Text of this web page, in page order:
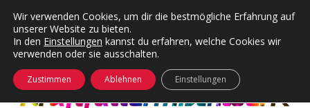
Kategorien
Menü
24 Hours Chilling
Die Wende
KFMW-Disco
Dates
öffnen
Wir verwenden Cookies, um dir die bestmögliche Erfahrung auf
unserer Website zu bieten.
In den Einstellungen kannst du erfahren, welche Cookies wir
verwenden oder sie ausschalten.
Zustimmen Ablehnen Einstellungen